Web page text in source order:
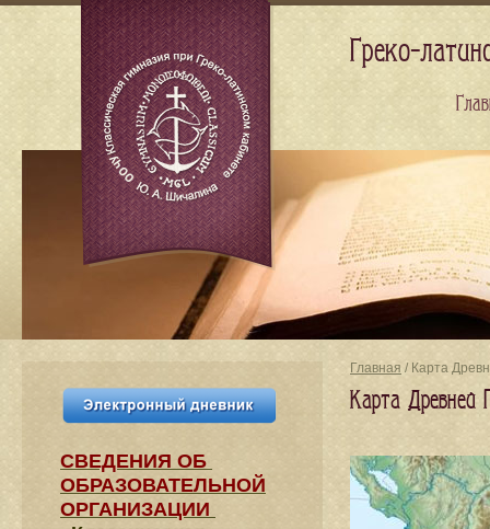
Главная / Карта
Карта Древней
СВЕДЕНИЯ​ ОБ
ОБРАЗОВАТЕЛЬНОЙ
ОРГАНИЗАЦИИ
Греко-